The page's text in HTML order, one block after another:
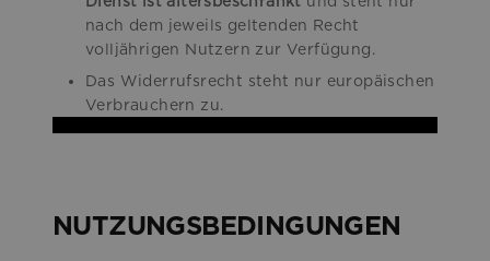
nach dem jeweils geltenden Recht
volljährigen Nutzern zur Verfügung.
Das Widerrufsrecht steht nur europäischen
Verbrauchern zu.
NUTZUNGSBEDINGUNGEN